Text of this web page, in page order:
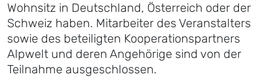
Wohnsitz in Deutschland, Österreich oder der
Schweiz haben. Mitarbeiter des Veranstalters
sowie des beteiligten Kooperationspartners
Alpwelt und deren Angehörige sind von der
Teilnahme ausgeschlossen.